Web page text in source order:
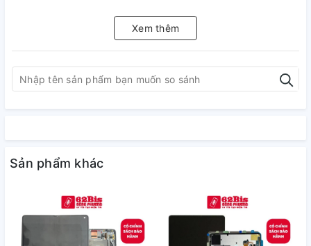
Xem thêm
Sản phẩm khác